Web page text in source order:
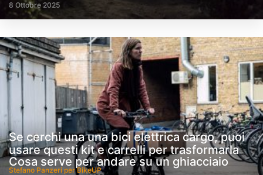
8 Ottobre 2025
Se cerchi una una bici elettrica cargo, puoi
usare questi kit e carrelli per trasformarla
Stefano Panzeri per BikeUP
Cosa serve per andare su un ghiacciaio